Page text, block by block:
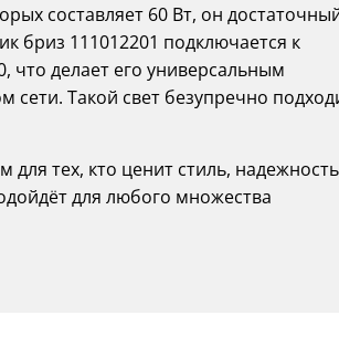
составляет 60 Вт, он
бриз 111012201 подключается к
что делает его универсальным
Такой свет безупречно
тех, кто ценит стиль,
для любого множества